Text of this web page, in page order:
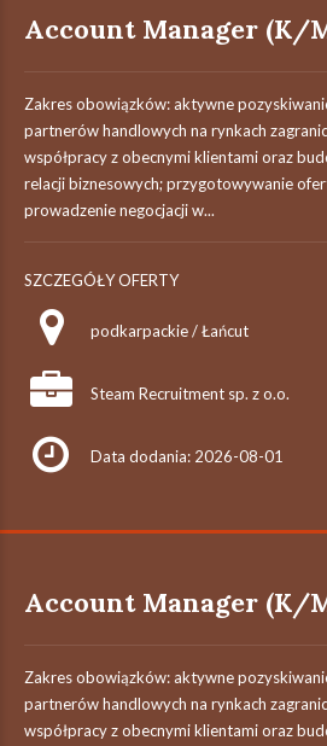
Account Manager (K/
Zakres obowiązków: aktywne
partnerów handlowych na rynkach
współpracy z obecnymi klientami oraz
relacji biznesowych; przygotowywanie
prowadzenie negocjacji w...
SZCZEGÓŁY OFERTY
podkarpackie / Łańcut
Steam Recruitment sp. z o.o.
Data dodania: 2026-08-01
Account Manager (K/
Zakres obowiązków: aktywne
partnerów handlowych na rynkach
współpracy z obecnymi klientami oraz